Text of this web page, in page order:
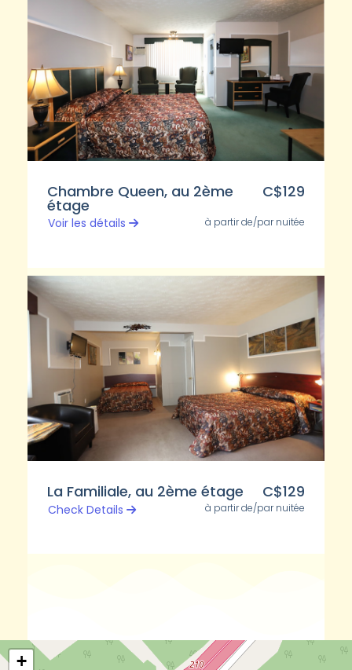
Chambre Queen, au 2ème
étage
C$129
Voir les détails à partir de/par nuitée
La Familiale, au 2ème étage C$129
Check Details à partir de/par nuitée
+